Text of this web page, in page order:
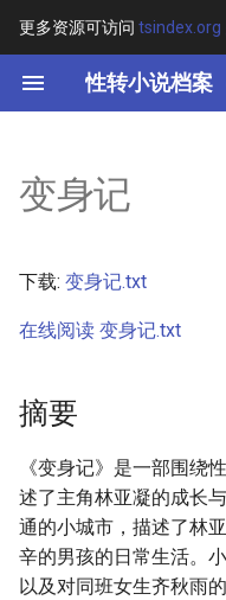
更多资源可访问 tsindex.org
性转小说档案
键
开
搜
索
其他信息 [Processed
变身记
下载: 变身记.txt
在线阅读 变身记.txt
摘要
《变身记》是一部围绕
述了主角林亚凝的成长
通的小城市，描述了林
辛的男孩的日常生活。
以及对同班女生齐秋雨